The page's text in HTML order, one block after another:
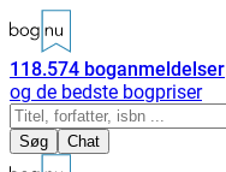
118.574 boganmeldelser
og de bedste bogpriser
Søg Chat